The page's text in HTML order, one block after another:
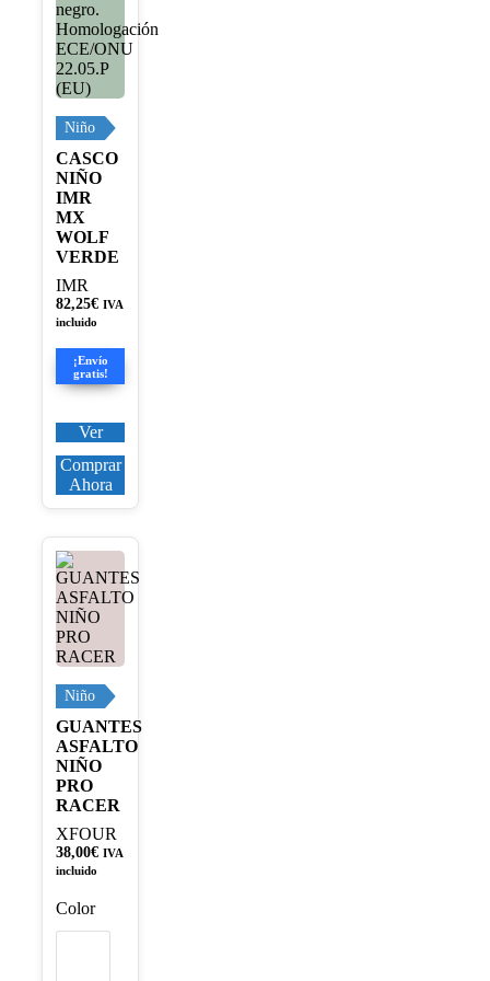
Niño
CASCO
NIÑO
IMR
MX
WOLF
VERDE
IMR
82,25€ IVA
incluido
¡Envío
gratis!
Ver
Comprar
Ahora
Niño
GUANTES
ASFALTO
NIÑO
PRO
RACER
XFOUR
38,00€ IVA
incluido
Color
Este
producto
tiene
múltiples
variantes.
Las
se
pueden
elegir
en
la
página
de
producto